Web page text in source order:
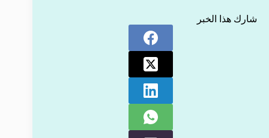
شارك هذا الخبر